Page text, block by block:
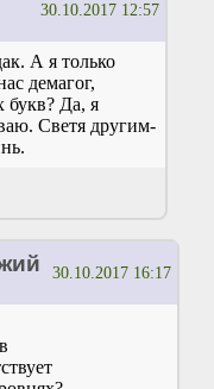
30.10.2017 12:57
А я только
демагог,
Да, я
Светя другим-
30.10.2017 16:17